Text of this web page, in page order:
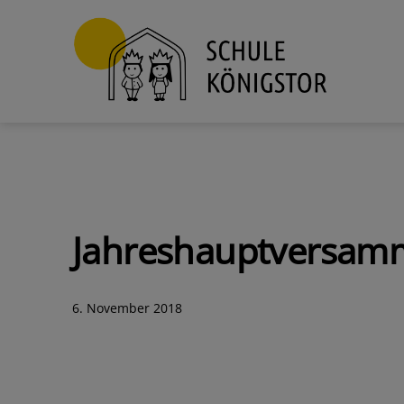
Veröffentlicht
6. November 2018